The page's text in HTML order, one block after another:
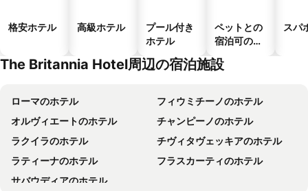
格安ホテル 高級ホテル
プール付き
ホテル
ペットとの
宿泊可のホ
スパ
The Britannia Hotel周辺の宿泊施設
ローマのホテル
フィウミチーノのホテル
オルヴィエートのホテル
チャンピーノのホテル
ラクイラのホテル
チヴィタヴェッキアのホテル
ラティーナのホテル
フラスカーティのホテル
サバウディアのホテル